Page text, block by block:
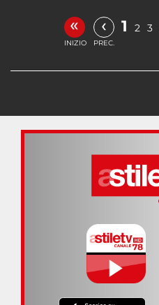
«
INIZIO
‹
PREC.
1 2 3